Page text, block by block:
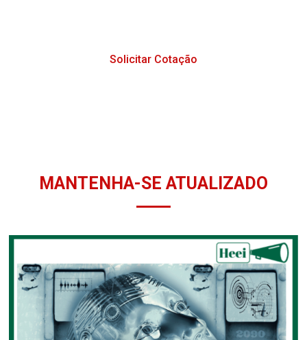
Solicitar Cotação
MANTENHA-SE ATUALIZADO